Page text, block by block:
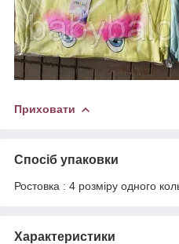
Приховати
Спосіб упаковки
Ростовка : 4 розміру одного
Характеристики